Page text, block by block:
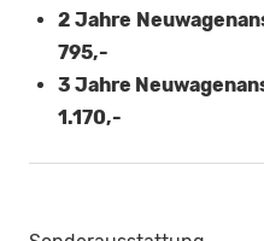
2 Jahre
795,-
3 Jahre
1.170,-